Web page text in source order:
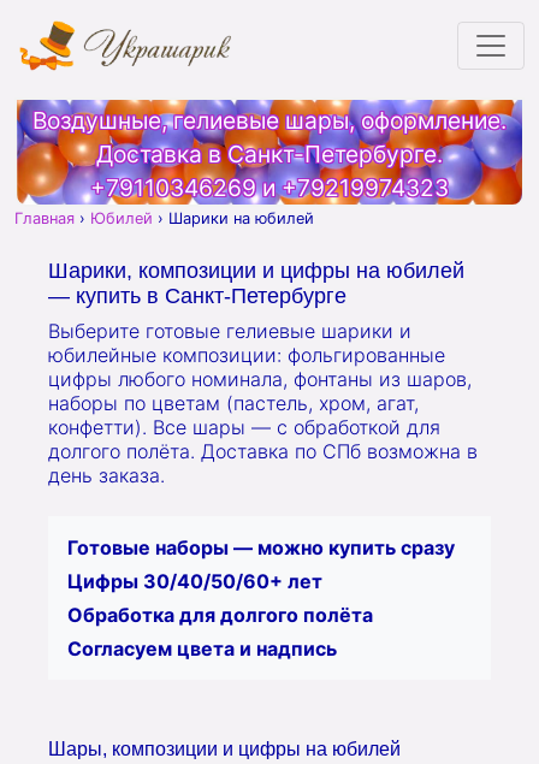
Воздушные, гелиевые шары, оформление.
Доставка в Санкт-Петербурге.
+79110346269и+79219974323
Главная › Юбилей › Шарики на юбилей
Шарики, композиции и цифры на юбилей
— купить в Санкт-Петербурге
Выберите готовые гелиевые шарики и
юбилейные композиции: фольгированные
цифры любого номинала, фонтаны из шаров,
наборы по цветам (пастель, хром, агат,
конфетти). Все шары — с обработкой для
долгого полёта. Доставка по СПб возможна в
день заказа.
Готовые наборы — можно купить сразу
Цифры 30/40/50/60+ лет
Обработка для долгого полёта
Согласуем цвета и надпись
Шары, композиции и цифры на юбилей